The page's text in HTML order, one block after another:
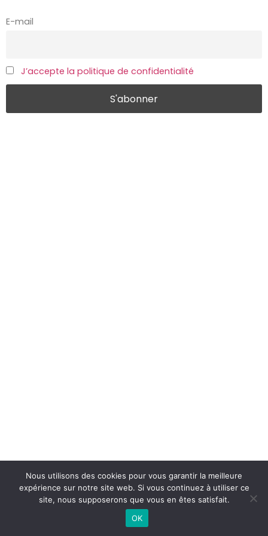
E-mail
J’accepte la politique de confidentialité
Nous utilisons des cookies pour vous garantir la meilleure
expérience sur notre site web. Si vous continuez à utiliser ce
site, nous supposerons que vous en êtes satisfait.
OK